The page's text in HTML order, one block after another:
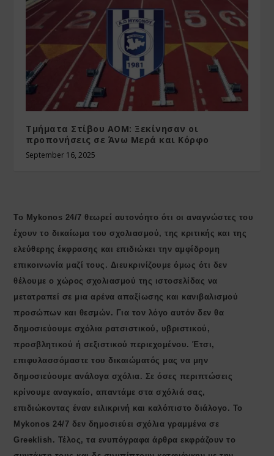
Τμήματα Στίβου ΑΟΜ: Ξεκίνησαν οι
προπονήσεις σε Άνω Μερά και Κόρφο
September 16, 2025
Το Mykonos 24/7 θεωρεί αυτονόητο ότι οι αναγνώστες του
έχουν το δικαίωμα του σχολιασμού, της κριτικής και της
ελεύθερης έκφρασης και επιδιώκει την αμφίδρομη
επικοινωνία μαζί τους. Διευκρινίζουμε όμως ότι δεν
θέλουμε ο χώρος σχολιασμού της ιστοσελίδας να
μετατραπεί σε μια αρένα απαξίωσης και κανιβαλισμού
προσώπων και θεσμών. Για τον λόγο αυτόν δεν θα
δημοσιεύουμε σχόλια ρατσιστικού, υβριστικού,
προσβλητικού ή σεξιστικού περιεχομένου. Έτσι,
επιφυλασσόμαστε του δικαιώματός μας να μην
δημοσιεύουμε ανάλογα σχόλια. Σε όσες περιπτώσεις
κρίνουμε αναγκαίο, απαντάμε στα σχόλιά σας,
επιδιώκοντας έναν ειλικρινή και καλόπιστο διάλογο. Το
Μykonos 24/7 δεν δημοσιεύει σχόλια γραμμένα σε
Greeklish. Τέλος, τα ενυπόγραφα άρθρα εκφράζουν το